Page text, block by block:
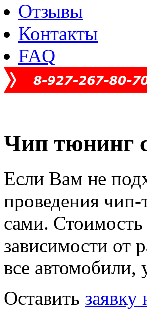
Отзывы
Контакты
FAQ
Чип тюнинг
Если Вам не
проведения
сами. Стоимость
зависимости от
все автомобили,
Оставить